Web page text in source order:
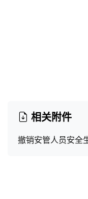
相关附件
撤销安管人员安全